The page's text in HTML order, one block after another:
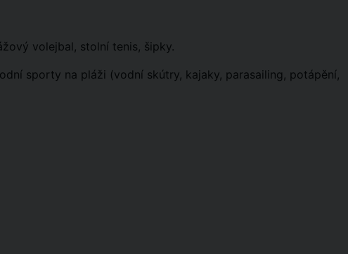
volejbal, stolní tenis, šipky.
sporty na pláži (vodní skútry, kajaky, parasailing, potápění,